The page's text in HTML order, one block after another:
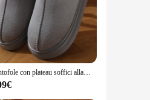
Pantofole con plateau soffici alla moda per donna 2024 scarpe invernali in cotone caldo peluche donna comode pantofole da casa unisex antiscivolo